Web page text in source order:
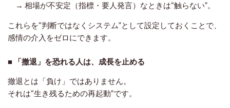
→ 相場が不安定（指標・要人発言）なときは“触らない”。
これらを“判断ではなくシステム”として設定しておくことで、
感情の介入をゼロにできます。
■ 「撤退」を恐れる人は、成長を止める
撤退とは「負け」ではありません。
それは“生き残るための再起動”です。